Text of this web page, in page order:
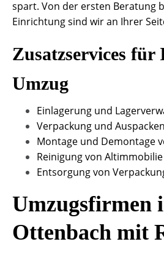
spart. Von der ersten Beratung
Einrichtung sind wir an Ihrer
Zusatzservices für
Umzug
Einlagerung und
Verpackung und Auspacken
Montage und Demontage
Reinigung von
Entsorgung von
Umzugsfirmen
Ottenbach mit